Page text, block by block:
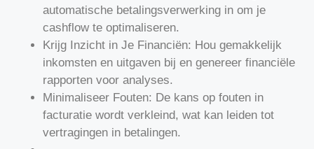
automatische betalingsverwerking in om je
cashflow te optimaliseren.
Krijg Inzicht in Je Financiën: Hou gemakkelijk
inkomsten en uitgaven bij en genereer financiële
rapporten voor analyses.
Minimaliseer Fouten: De kans op fouten in
facturatie wordt verkleind, wat kan leiden tot
vertragingen in betalingen.